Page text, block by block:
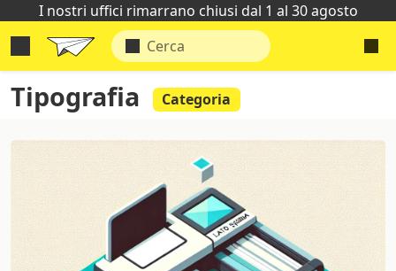
I nostri uffici rimarrano chiusi dal 1 al 30 agosto
Tipografia Categoria